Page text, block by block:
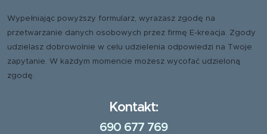
Wypełniając powyższy formularz, wyrażasz zgodę na
przetwarzanie danych osobowych przez firmę E-kreacja. Zgody
udzielasz dobrowolnie w celu udzielenia odpowiedzi na Twoje
zapytanie. W każdym momencie możesz wycofać udzieloną
zgodę.
Kontakt:
690 677 769